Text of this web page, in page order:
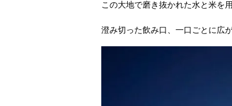
この大地で磨き抜かれた水と米を
澄み切った飲み口、一口ごとに広